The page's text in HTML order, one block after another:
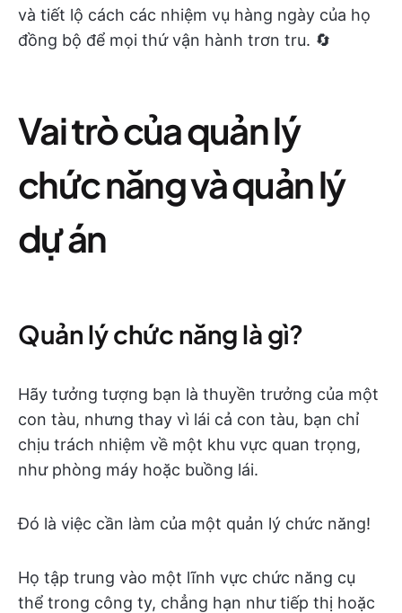
và tiết lộ cách các nhiệm vụ hàng ngày của họ
đồng bộ để mọi thứ vận hành trơn tru. 🔄
Vai trò của quản lý
chức năng và quản lý
dự án
Quản lý chức năng là gì?
Hãy tưởng tượng bạn là thuyền trưởng của một
con tàu, nhưng thay vì lái cả con tàu, bạn chỉ
chịu trách nhiệm về một khu vực quan trọng,
như phòng máy hoặc buồng lái.
Đó là việc cần làm của một quản lý chức năng!
Họ tập trung vào một lĩnh vực chức năng cụ
thể trong công ty, chẳng hạn như tiếp thị hoặc